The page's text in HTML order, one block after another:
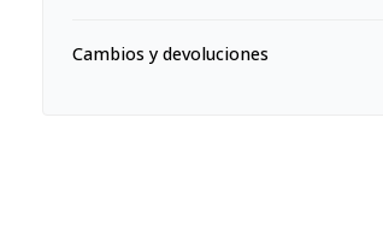
Cambios y devoluciones